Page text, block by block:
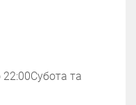
22:00‌‌Субота та